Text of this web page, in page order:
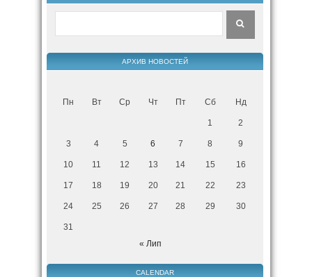
АРХИВ НОВОСТЕЙ
Пн Вт Ср Чт Пт Сб Нд
1 2
3 4 5 6 7 8 9
10 11 12 13 14 15 16
17 18 19 20 21 22 23
24 25 26 27 28 29 30
31
« Лип
CALENDAR